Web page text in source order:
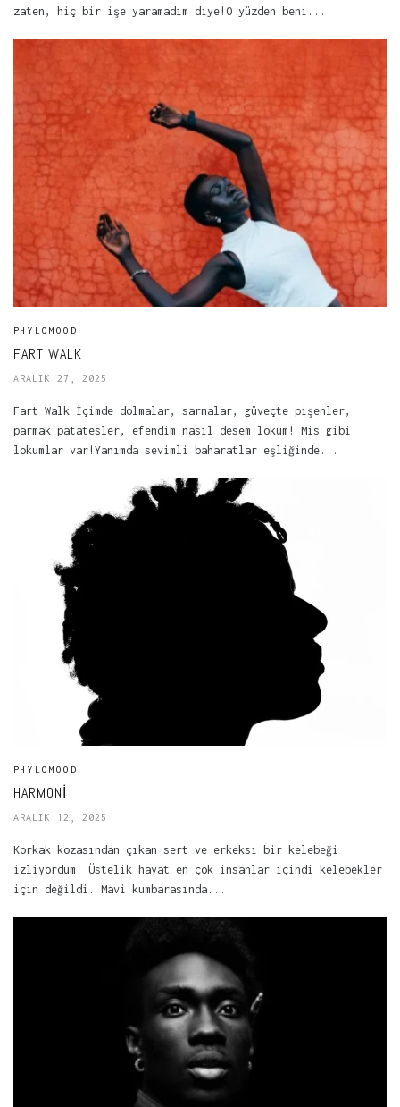
zaten, hiç bir işe yaramadım diye!O yüzden beni...
PHYLOMOOD
FART WALK
ARALIK 27, 2025
Fart Walk İçimde dolmalar, sarmalar, güveçte pişenler,
parmak patatesler, efendim nasıl desem lokum! Mis gibi
lokumlar var!Yanımda sevimli baharatlar eşliğinde...
PHYLOMOOD
HARMONI
ARALIK 12, 2025
Korkak kozasından çıkan sert ve erkeksi bir kelebeği
izliyordum. Üstelik hayat en çok insanlar içindi kelebekler
için değildi. Mavi kumbarasında...